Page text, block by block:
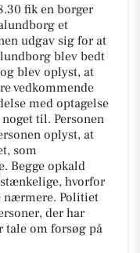
fik en borger
et
udgav sig for at
blev bedt
blev oplyst, at
vedkommende
med optagelse
til. Personen
oplyst, at
som
Begge opkald
hvorfor
nærmere. Politiet
der har
tale om forsøg på